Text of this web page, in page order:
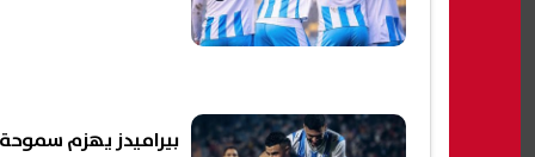
بيراميدز يهزم سموحة 2-1 ويتأهل لدوري أبطال أفريقيا